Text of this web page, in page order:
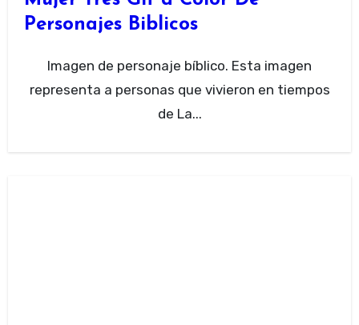
Personajes Biblicos
Imagen de personaje bíblico. Esta imagen
representa a personas que vivieron en tiempos
de La...